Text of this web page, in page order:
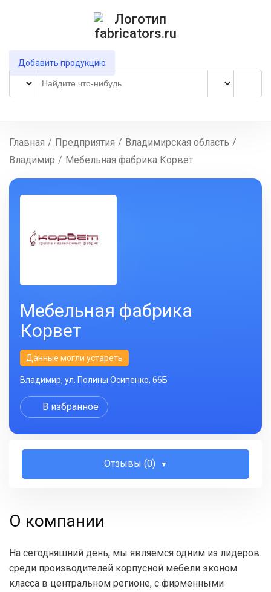
Добавить продукцию
Главная / Предприятия / Владимирская область /
Владимир / Мебельная фабрика Корвет
Мебельная фабрика
Корвет
Данные могли устареть
Владимир, ул. Полины Осипенко, 66Б
В избранное
Отзывы (0)
О компании
На сегодняшний день, мы являемся одним из лидеров
среди производителей корпусной мебели эконом
класса в центральном регионе, с фирменными